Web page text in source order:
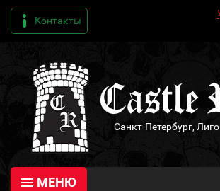
Контакты
Санкт-Петербург,
МЕНЮ